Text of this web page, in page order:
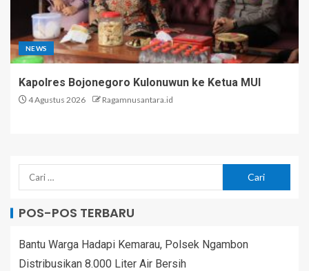
NEWS
Kapolres Bojonegoro Kulonuwun ke Ketua MUI
4 Agustus 2026 Ragamnusantara.id
POS-POS TERBARU
Bantu Warga Hadapi Kemarau, Polsek Ngambon
Distribusikan 8.000 Liter Air Bersih